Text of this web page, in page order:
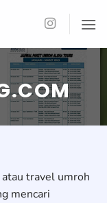
travel umroh
mencari